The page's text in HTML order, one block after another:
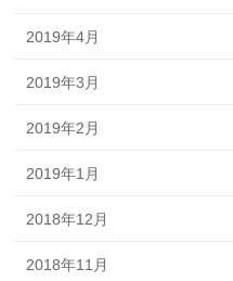
2019年4月
2019年3月
2019年2月
2019年1月
2018年12月
2018年11月